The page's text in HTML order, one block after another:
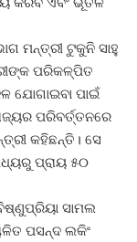
ମନ୍ତ୍ରୀ ଟୁକୁନି ସାହୁ
ପରିକଳ୍ପିତ
ଯୋଗାଇବା ପାଇଁ
ପରିବର୍ତ୍ତନରେ
କହିଛନ୍ତି। ସେ
ପ୍ରାୟ ୫୦
ସାମଲ
ପସନ୍ଦ ଲକିଂ